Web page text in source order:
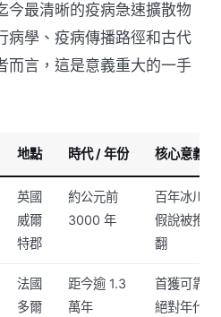
今最清晰的疫病急速擴散物
病學、疫病傳播路徑和古代
而言，這是意義重大的一手
地點 時代 / 年份 核心意義
英國
威爾
特郡
約公元前
3000 年
百年冰川
假說被推
翻
法國
多爾
距今逾 1.3
萬年
首獲可靠
絕對年代